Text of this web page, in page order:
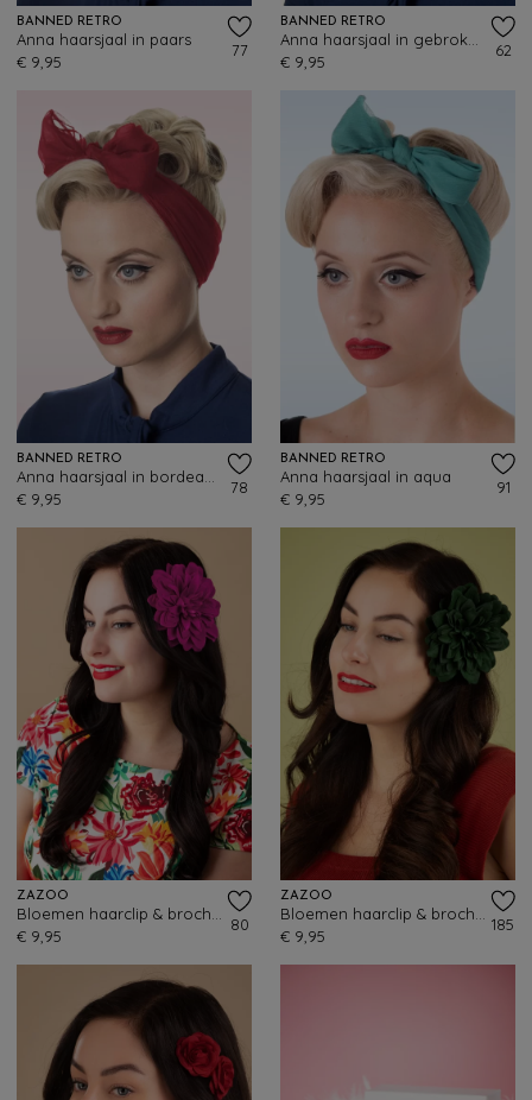
BANNED RETRO
Anna haarsjaal in paars
€ 9,95
77
BANNED RETRO
€ 9,95
62
BANNED RETRO
€ 9,95
78
BANNED RETRO
Anna haarsjaal in aqua
€ 9,95
91
ZAZOO
€ 9,95
80
ZAZOO
€ 9,95
185